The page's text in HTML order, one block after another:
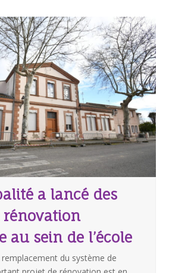
a lancé des
au sein de l’école
du système de